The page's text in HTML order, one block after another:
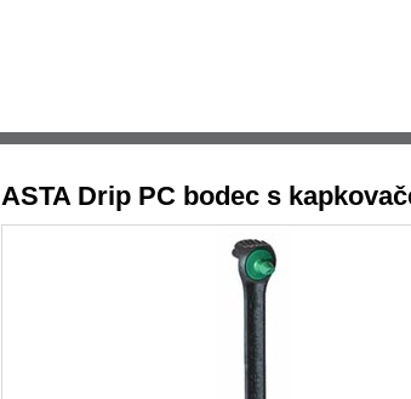
ASTA Drip PC bodec s